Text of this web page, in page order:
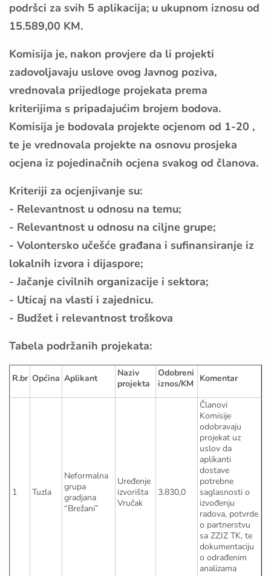
podršci za svih 5 aplikacija; u ukupnom iznosu od
15.589,00 KM.
Komisija je, nakon provjere da li projekti
zadovoljavaju uslove ovog Javnog poziva,
vrednovala prijedloge projekata prema
kriterijima s pripadajućim brojem bodova.
Komisija je bodovala projekte ocjenom od 1-20 ,
te je vrednovala projekte na osnovu prosjeka
ocjena iz pojedinačnih ocjena svakog od članova.
Kriteriji za ocjenjivanje su:
- Relevantnost u odnosu na temu;
- Relevantnost u odnosu na ciljne grupe;
- Volontersko učešće građana i sufinansiranje iz
lokalnih izvora i dijaspore;
- Jačanje civilnih organizacije i sektora;
- Uticaj na vlasti i zajednicu.
- Budžet i relevantnost troškova
Tabela podržanih projekata:
R.br Općina Aplikant
Naziv
projekta
Odobreni
iznos/KM
Komentar
1 Tuzla
Neformalna
grupa
gradjana
“Brežani”
Uređenje
izvorišta
Vručak
3.830,0
Članovi
Komisije
odobravaju
projekat uz
uslov da
aplikanti
dostave
potrebne
saglasnosti o
izvođenju
radova, potvrde
o partnerstvu
sa ZZJZ TK, te
dokumentaciju
o odrađenim
analizama